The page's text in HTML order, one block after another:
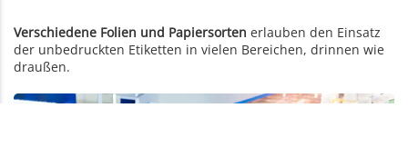
Verschiedene Folien und Papiersorten erlauben den Einsatz
der unbedruckten Etiketten in vielen Bereichen, drinnen wie
draußen.